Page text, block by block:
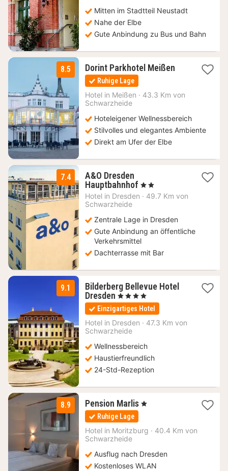
€
Mitten im Stadtteil Neustadt
Nahe der Elbe
Gute Anbindung zu Bus und Bahn
8.5 Dorint Parkhotel Meißen1
97,20
Ruhige Lage
Hotel in Meißen · 43.3 Km von
Schwarzheide
Hoteleigener Wellnessbereich
Stilvolles und elegantes Ambiente
Direkt am Ufer der Elbe
7.4
A&O Dresden
Hauptbahnhof 2
Nächte
€
, 2 Sterne
Hotel in Dresden · 49.7 Km von
Schwarzheide
Zentrale Lage in Dresden
Gute Anbindung an öffentliche
Verkehrsmittel
Dachterrasse mit Bar
9.1
Bilderberg Bellevue Hotel
Dresden 1
Nacht
ab
99,64
€
, 4 Sterne
Einzigartiges Hotel
Hotel in Dresden · 47.3 Km von
Schwarzheide
Wellnessbereich
Haustierfreundlich
24-Std-Rezeption
8.9 Pension Marlis 1
90
, 1 Sterne
Ruhige Lage
Hotel in Moritzburg · 40.4 Km von
Schwarzheide
Ausflug nach Dresden
Kostenloses WLAN